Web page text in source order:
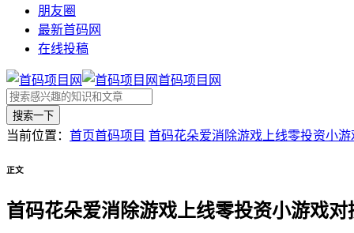
朋友圈
最新首码网
在线投稿
首码项目网
搜索一下
当前位置： 首页首码项目 首码花朵爱消除游戏上线零投资小
正文
首码花朵爱消除游戏上线零投资小游戏对